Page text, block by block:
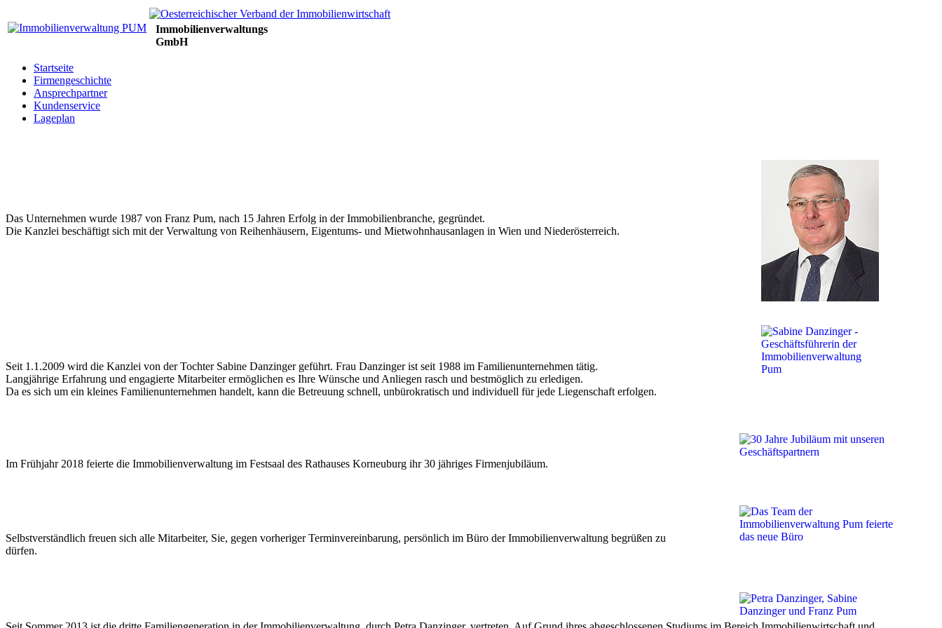
Immobilienverwaltungs
GmbH
Startseite
Firmengeschichte
Ansprechpartner
Kundenservice
Lageplan
Das Unternehmen wurde 1987 von Franz Pum, nach 15 Jahren Erfolg in der Immobilienbranche, gegründet.
Die Kanzlei beschäftigt sich mit der Verwaltung von Reihenhäusern, Eigentums- und Mietwohnhausanlagen in Wien und Niederösterreich.
Seit 1.1.2009 wird die Kanzlei von der Tochter Sabine Danzinger geführt. Frau Danzinger ist seit 1988 im Familienunternehmen tätig.
Langjährige Erfahrung und engagierte Mitarbeiter ermöglichen es Ihre Wünsche und Anliegen rasch und bestmöglich zu erledigen.
Da es sich um ein kleines Familienunternehmen handelt, kann die Betreuung schnell, unbürokratisch und individuell für jede Liegenschaft erfolgen.
Im Frühjahr 2018 feierte die Immobilienverwaltung im Festsaal des Rathauses Korneuburg ihr 30 jähriges Firmenjubiläum.
Selbstverständlich freuen sich alle Mitarbeiter, Sie, gegen vorheriger Terminvereinbarung, persönlich im Büro der Immobilienverwaltung begrüßen zu
dürfen.